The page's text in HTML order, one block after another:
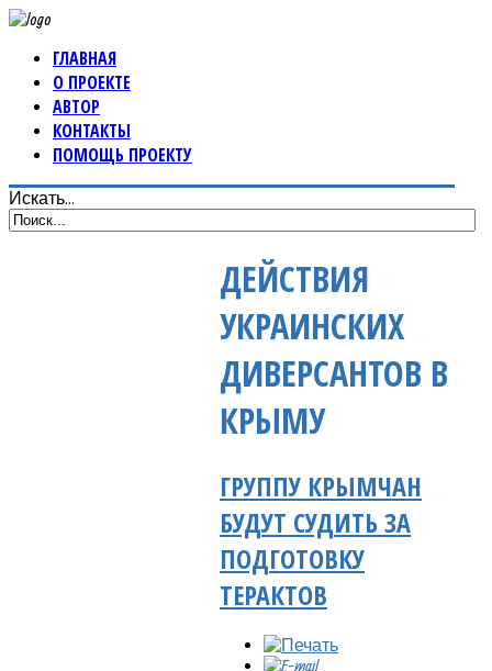
ГЛАВНАЯ
О ПРОЕКТЕ
АВТОР
КОНТАКТЫ
ПОМОЩЬ ПРОЕКТУ
Искать...
ДЕЙСТВИЯ
УКРАИНСКИХ
ДИВЕРСАНТОВ В
КРЫМУ
ГРУППУ КРЫМЧАН
БУДУТ СУДИТЬ ЗА
ПОДГОТОВКУ
ТЕРАКТОВ